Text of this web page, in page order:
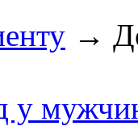
→
у